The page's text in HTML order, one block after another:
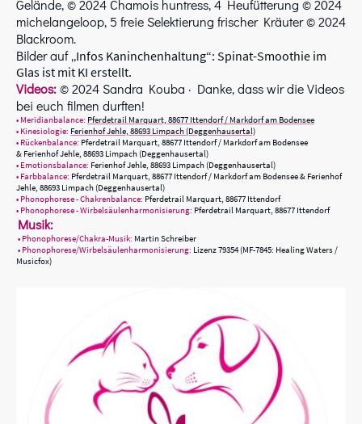
Gelände, © 2024 Chamois huntress, 4 Heufütterung © 2024
michelangeloop, 5 freie Selektierung frischer Kräuter © 2024
Blackroom.
Bilder auf „Infos Kaninchenhaltung“: Spinat-Smoothie im
Glas ist mit KI erstellt.
Videos:© 2024 Sandra Kouba · Danke, dass wir die Videos
bei euch filmen durften!
• Meridianbalance: Pferdetrail Marquart, 88677 Ittendorf / Markdorf am Bodensee
• Kinesiologie: Ferienhof Jehle, 88693 Limpach (Deggenhausertal)
• Rückenbalance: Pferdetrail Marquart, 88677 Ittendorf / Markdorf am Bodensee
& Ferienhof Jehle, 88693 Limpach (Deggenhausertal)
• Emotionsbalance: Ferienhof Jehle, 88693 Limpach (Deggenhausertal)
• Farbbalance: Pferdetrail Marquart, 88677 Ittendorf / Markdorf am Bodensee & Ferienhof
Jehle, 88693 Limpach (Deggenhausertal)
• Phonophorese - Chakrenbalance: Pferdetrail Marquart, 88677 Ittendorf
• Phonophorese - Wirbelsäulenharmonisierung: Pferdetrail Marquart, 88677 Ittendorf
Musik:
• Phonophorese/Chakra-Musik: Martin Schreiber
• Phonophorese/Wirbelsäulenharmonisierung: Lizenz 79354 (MF-7845: Healing Waters /
Musicfox)